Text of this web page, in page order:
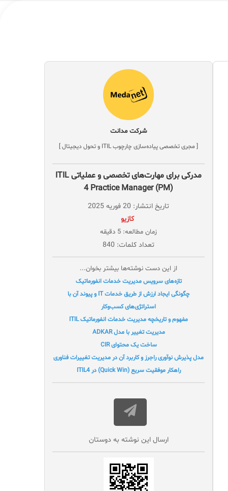
شرکت مدانت
[ مجری تخصصی پیاده‌سازی چارچوب ITIL و تحول دیجیتال ]
مدرکی برای مهارت‌های تخصصی و عملیاتی ITIL
4 Practice Manager (PM)
تاریخ انتشار: 20 فوریه 2025
‌ کازیو
زمان مطالعه: 5 دقیقه
تعداد کلمات: 840
از این دست نوشته‌ها بیشتر بخوان...
تازه‌های سرویس مدیریت خدمات انفورماتیک
چگونگی ایجاد ارزش از طریق خدمات IT و پیوند آن با
استراتژی‌های کسب‌وکار
مفهوم و تاریخچه مدیریت خدمات انفورماتیک ITIL
مدیریت تغییر با مدل ADKAR
ساخت یک محتوای CIR
مدل پذیرش نوآوری راجرز و کاربرد آن در مدیریت تغییرات فناوری
راهکار موفقیت سریع (Quick Win) در ITIL4
ارسال این نوشته به دوستان‌